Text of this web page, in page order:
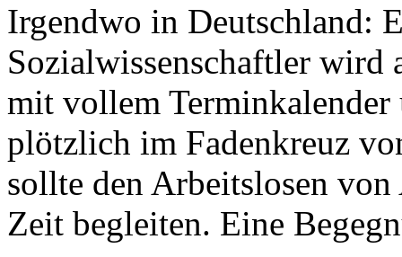
Irgendwo in Deutschland:
Sozialwissenschaftler wird
mit vollem Terminkalender
plötzlich im Fadenkreuz
sollte den Arbeitslosen
Zeit begleiten. Eine